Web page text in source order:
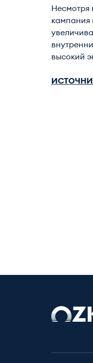
Несмотря
кампания
высокий